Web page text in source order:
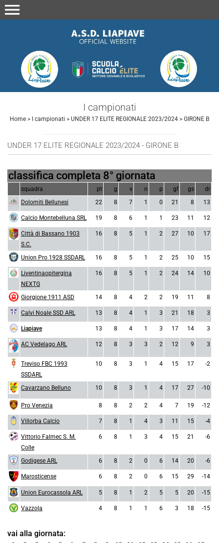
menu
I campionati
Home > I campionati > UNDER 17 ELITE REGIONALE 2023/2024 > GIRONE B
UNDER 17 ELITE REGIONALE 2023/2024 - GIRONE B
classifica completa 8° giornata
squadra pt g v n p gf gs
dr
Dolomiti Bellunesi
22 8 7 1 0 21 8 13
Calcio Montebelluna SRL 19 8 6 1 1 23 11 12
Città di Bassano 1903
S.C.
16 8 5 1 2 27 10 17
Union Pro 1928 SSDARL 16 8 5 1 2 25 10 15
Liventinaopitergina
NEXTG
16 8 5 1 2 24 14 10
Giorgione 1911 ASD 14 8 4 2 2 19 11 8
Calvi Noale SSD ARL 13 8 4 1 3 21 18 3
Liapiave 13 8 4 1 3 17 14 3
AC Vedelago ARL 12 8 3 3 2 12 9 3
Treviso FBC 1993
SSDARL
10 8 3 1 4 15 17 -2
Cavarzano Belluno 10 8 3 1 4 17 27 -10
Pro Venezia 8 8 2 2 4 7 19 -12
Villorba Calcio 7 8 1 4 3 11 15 -4
Vittorio Falmec S. M.
Colle
6 8 1 3 4 15 21 -6
Godigese ARL 6 8 2 0 6 14 20 -6
Marosticense 6 8 2 0 6 15 29 -14
Union Eurocassola ARL 5 8 1 2 5 5 20 -15
Vazzola 4 8 1 1 6 3 18 -15
vai alla giornata: